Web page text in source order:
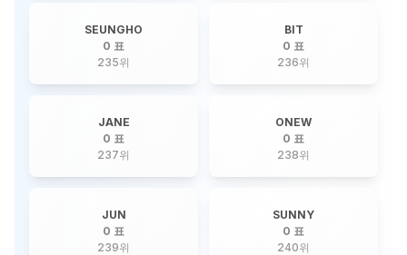
SEUNGHO
0 표
235위
BIT
0 표
236위
JANE
0 표
237위
ONEW
0 표
238위
JUN
0 표
239위
SUNNY
0 표
240위